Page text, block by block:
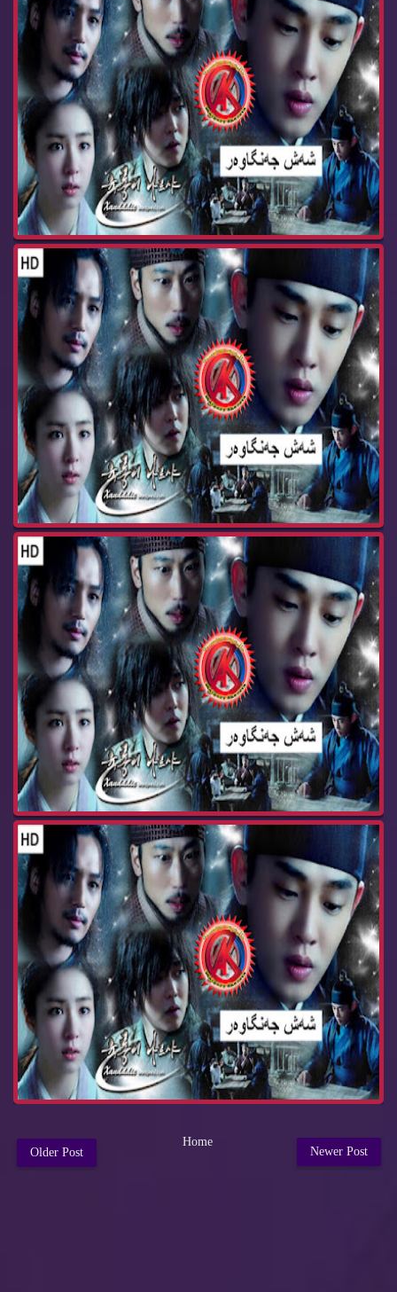
زنجیره‌ درامای شه‌ش جه‌نگاوه‌ر ئه‌ڵقه‌ی 85 dram...
زنجیره‌ درامای شه‌ش جه‌نگاوه‌ر ئه‌ڵقه‌ی 84 dram...
زنجیره‌ درامای شه‌ش جه‌نگاوه‌ر ئه‌ڵقه‌ی 83 dram...
Newer Post
Older Post
Home